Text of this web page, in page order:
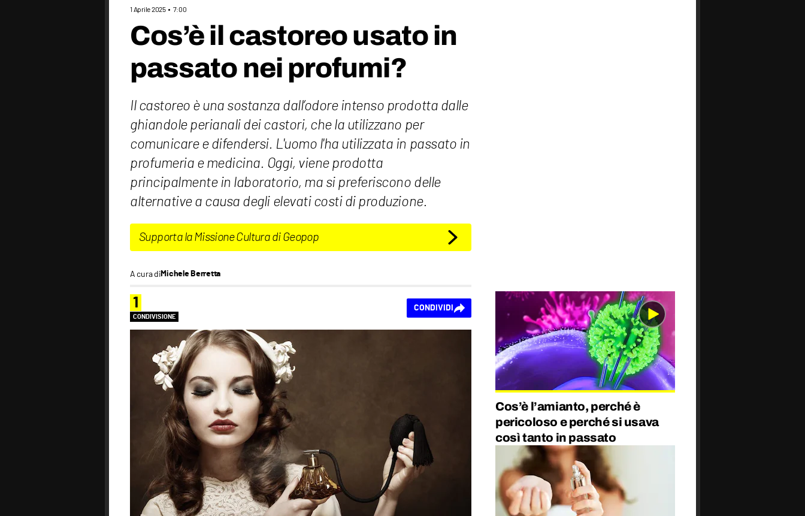
1 Aprile 2025 7:00
Cos’è il castoreo usato in
passato nei profumi?
Il castoreo è una sostanza dall’odore intenso prodotta dalle
ghiandole perianali dei castori, che la utilizzano per
comunicare e difendersi. L'uomo l'ha utilizzata in passato in
profumeria e medicina. Oggi, viene prodotta
principalmente in laboratorio, ma si preferiscono delle
alternative a causa degli elevati costi di produzione.
Supporta la Missione Cultura di Geopop
A cura diMichele Berretta
1
CONDIVISIONE
CONDIVIDI
Cos’è l’amianto, perché è
pericoloso e perché si usava
così tanto in passato